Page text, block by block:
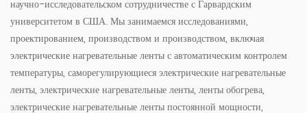
научно-исследовательском сотрудничестве с Гарвардским
университетом в США. Мы занимаемся исследованиями,
проектированием, производством и производством, включая
электрические нагревательные ленты с автоматическим контролем
температуры, саморегулирующиеся электрические нагревательные
ленты, электрические нагревательные ленты, ленты обогрева,
электрические нагревательные ленты постоянной мощности,